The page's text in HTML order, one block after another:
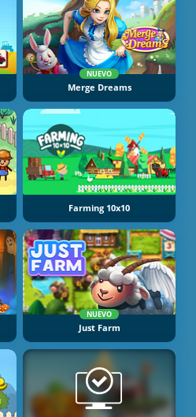
NUEVO
Merge Dreams
Farming 10x10
NUEVO
Just Farm